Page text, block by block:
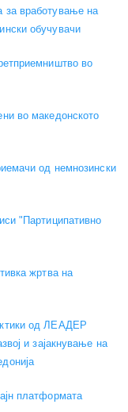
вработување на
обучувачи
во
во македонското
од немнозински
"Партиципативно
жртва на
од ЛЕАДЕР
и зајакнување на
платформата